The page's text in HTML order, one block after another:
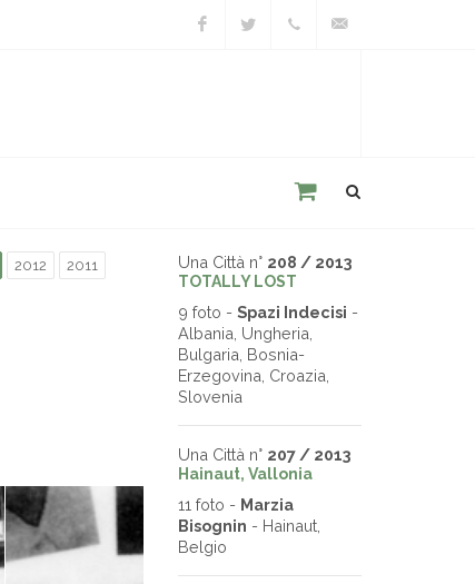
2012
2011
Una Città n° 208 / 2013
TOTALLY LOST
9 foto - Spazi Indecisi -
Albania, Ungheria,
Bulgaria, Bosnia-
Erzegovina, Croazia,
Slovenia
Una Città n° 207 / 2013
Hainaut, Vallonia
11 foto - Marzia
Bisognin - Hainaut,
Belgio